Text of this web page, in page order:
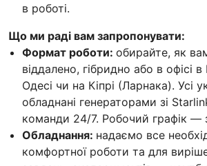
в роботі.
Що ми раді вам запропонувати:
Формат роботи: обирайте, як
віддалено, гібридно або в офісі в
Одесі чи на Кіпрі (Ларнака). Усі
обладнані генераторами зі
команди 24/7. Робочий графік —
Обладнання: надаємо все
комфортної роботи та для